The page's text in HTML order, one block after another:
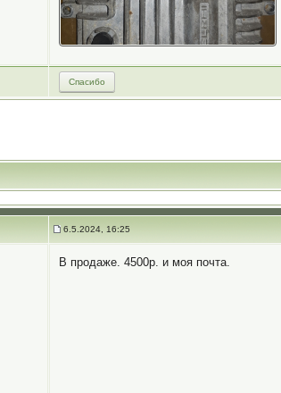
Спасибо
6.5.2024, 16:25
В продаже. 4500р. и моя почта.